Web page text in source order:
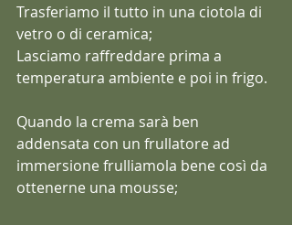
Trasferiamo il tutto in una ciotola di
vetro o di ceramica;
Lasciamo raffreddare prima a
temperatura ambiente e poi in frigo.
Quando la crema sarà ben
addensata con un frullatore ad
immersione frulliamola bene così da
ottenerne una mousse;